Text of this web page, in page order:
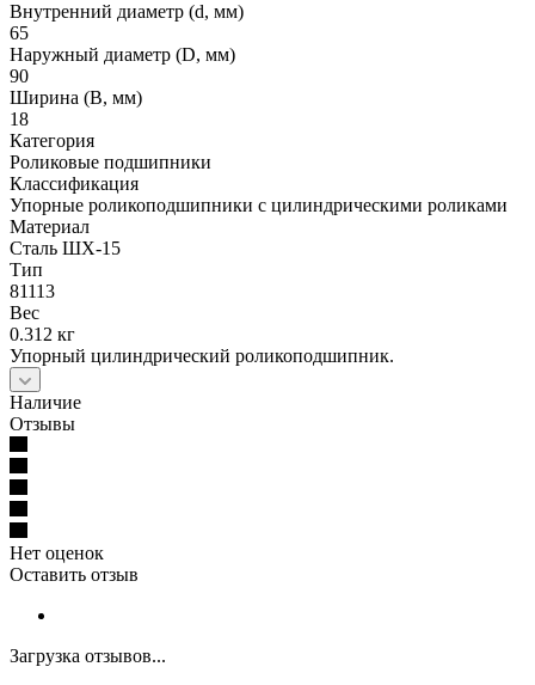
Внутренний диаметр (d, мм)
65
Наружный диаметр (D, мм)
90
Ширина (B, мм)
18
Категория
Роликовые подшипники
Классификация
Упорные роликоподшипники с цилиндрическими роликами
Материал
Сталь ШХ-15
Тип
81113
Вес
0.312 кг
Упорный цилиндрический роликоподшипник.
Наличие
Отзывы
Нет оценок
Оставить отзыв
Загрузка отзывов...